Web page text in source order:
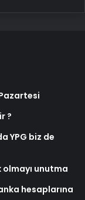
?
YPG biz de
olmayı unutma
hesaplarına